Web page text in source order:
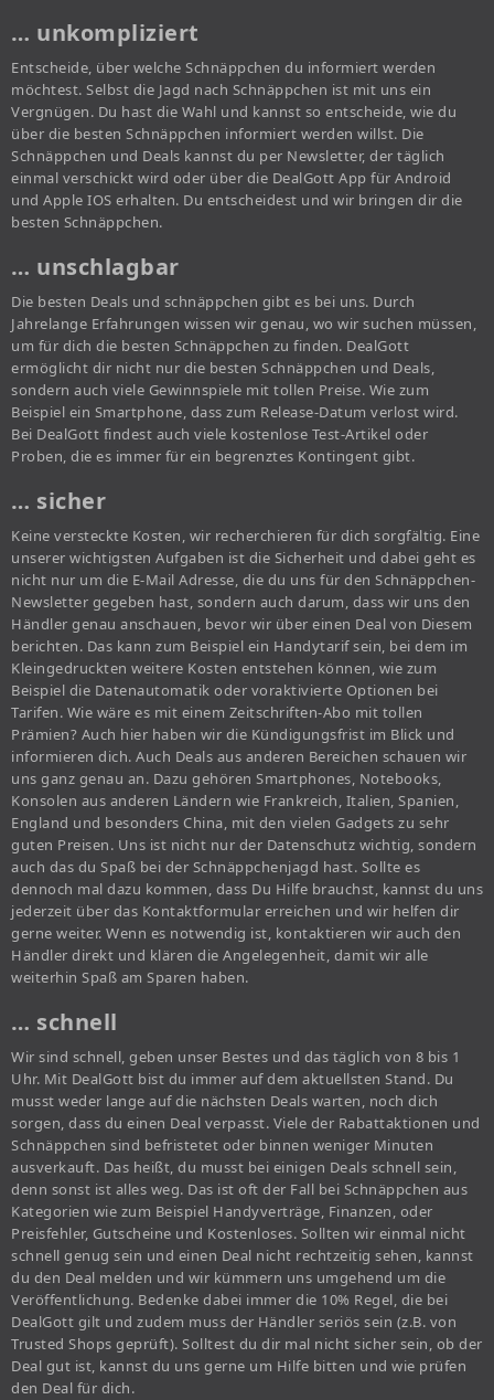
… unkompliziert
Entscheide, über welche Schnäppchen du informiert werden
möchtest. Selbst die Jagd nach Schnäppchen ist mit uns ein
Vergnügen. Du hast die Wahl und kannst so entscheide, wie du
über die besten Schnäppchen informiert werden willst. Die
Schnäppchen und Deals kannst du per Newsletter, der täglich
einmal verschickt wird oder über die DealGott App für Android
und Apple IOS erhalten. Du entscheidest und wir bringen dir die
besten Schnäppchen.
… unschlagbar
Die besten Deals und schnäppchen gibt es bei uns. Durch
Jahrelange Erfahrungen wissen wir genau, wo wir suchen müssen,
um für dich die besten Schnäppchen zu finden. DealGott
ermöglicht dir nicht nur die besten Schnäppchen und Deals,
sondern auch viele Gewinnspiele mit tollen Preise. Wie zum
Beispiel ein Smartphone, dass zum Release-Datum verlost wird.
Bei DealGott findest auch viele kostenlose Test-Artikel oder
Proben, die es immer für ein begrenztes Kontingent gibt.
… sicher
Keine versteckte Kosten, wir recherchieren für dich sorgfältig. Eine
unserer wichtigsten Aufgaben ist die Sicherheit und dabei geht es
nicht nur um die E-Mail Adresse, die du uns für den Schnäppchen-
Newsletter gegeben hast, sondern auch darum, dass wir uns den
Händler genau anschauen, bevor wir über einen Deal von Diesem
berichten. Das kann zum Beispiel ein Handytarif sein, bei dem im
Kleingedruckten weitere Kosten entstehen können, wie zum
Beispiel die Datenautomatik oder voraktivierte Optionen bei
Tarifen. Wie wäre es mit einem Zeitschriften-Abo mit tollen
Prämien? Auch hier haben wir die Kündigungsfrist im Blick und
informieren dich. Auch Deals aus anderen Bereichen schauen wir
uns ganz genau an. Dazu gehören Smartphones, Notebooks,
Konsolen aus anderen Ländern wie Frankreich, Italien, Spanien,
England und besonders China, mit den vielen Gadgets zu sehr
guten Preisen. Uns ist nicht nur der Datenschutz wichtig, sondern
auch das du Spaß bei der Schnäppchenjagd hast. Sollte es
dennoch mal dazu kommen, dass Du Hilfe brauchst, kannst du uns
jederzeit über das Kontaktformular erreichen und wir helfen dir
gerne weiter. Wenn es notwendig ist, kontaktieren wir auch den
Händler direkt und klären die Angelegenheit, damit wir alle
weiterhin Spaß am Sparen haben.
… schnell
Wir sind schnell, geben unser Bestes und das täglich von 8 bis 1
Uhr. Mit DealGott bist du immer auf dem aktuellsten Stand. Du
musst weder lange auf die nächsten Deals warten, noch dich
sorgen, dass du einen Deal verpasst. Viele der Rabattaktionen und
Schnäppchen sind befristetet oder binnen weniger Minuten
ausverkauft. Das heißt, du musst bei einigen Deals schnell sein,
denn sonst ist alles weg. Das ist oft der Fall bei Schnäppchen aus
Kategorien wie zum Beispiel Handyverträge, Finanzen, oder
Preisfehler, Gutscheine und Kostenloses. Sollten wir einmal nicht
schnell genug sein und einen Deal nicht rechtzeitig sehen, kannst
du den Deal melden und wir kümmern uns umgehend um die
Veröffentlichung. Bedenke dabei immer die 10% Regel, die bei
DealGott gilt und zudem muss der Händler seriös sein (z.B. von
Trusted Shops geprüft). Solltest du dir mal nicht sicher sein, ob der
Deal gut ist, kannst du uns gerne um Hilfe bitten und wie prüfen
den Deal für dich.